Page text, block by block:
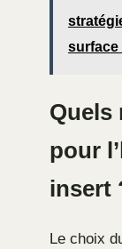
surface
Quels
pour
insert
Le choix